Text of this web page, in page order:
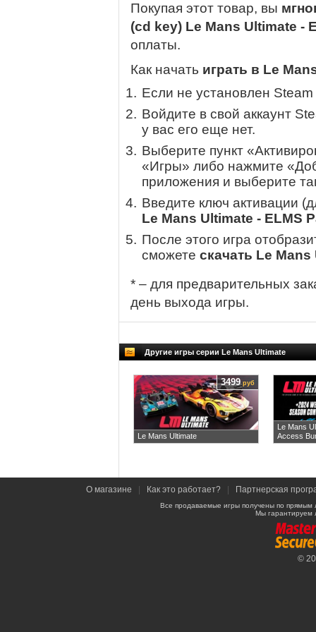
Покупая этот товар, вы
(cd key) Le Mans Ultimate -
оплаты.
Как начать играть в Le
Если не установлен
Войдите в свой аккаунт
у вас его еще нет.
Выберите пункт
«Игры» либо нажмите
приложения и выберите
Введите ключ активации
Le Mans Ultimate - ELMS
После этого игра
сможете скачать Le
* – для предварительных
день выхода игры.
Другие игры серии Le Mans Ultimate
Le Mans Ultimate
3499руб
Le Mans
Access
О магазине Как это работает? Партнерская
Все продаваемые игры получены по
Мы гарантируем
©